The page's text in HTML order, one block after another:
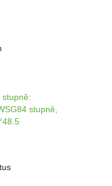
stupně:
stupně,